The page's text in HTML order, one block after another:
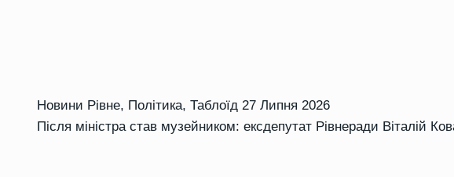
Новини Рівне, Політика, Таблоїд 27 Липня 2026
Після міністра став музейником: ексдепутат Рівнеради Віталій